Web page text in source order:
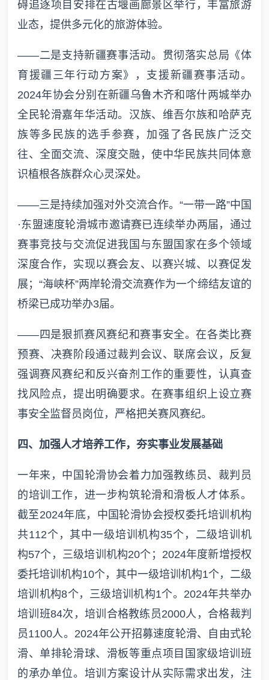
碍追逐项目安排在古堰画廊景区举行，丰富旅游
业态，提供多元化的旅游体验。
——二是支持新疆赛事活动。贯彻落实总局《体
育援疆三年行动方案》，支援新疆赛事活动。
2024年协会分别在新疆乌鲁木齐和喀什两城举办
全民轮滑嘉年华活动。汉族、维吾尔族和哈萨克
族等多民族的选手参赛，加强了各民族广泛交
往、全面交流、深度交融，使中华民族共同体意
识植根各族群众心灵深处。
——三是持续加强对外交流合作。“一带一路”中国
·东盟速度轮滑城市邀请赛已连续举办两届，通过
赛事竞技与交流促进我国与东盟国家在多个领域
深度合作，实现以赛会友、以赛兴城、以赛促发
展；“海峡杯”两岸轮滑交流赛作为一个缔结友谊的
桥梁已成功举办3届。
——四是狠抓赛风赛纪和赛事安全。在各类比赛
预赛、决赛阶段通过裁判会议、联席会议，反复
强调赛风赛纪和反兴奋剂工作的重要性，认真查
找风险点，提出明确要求。在赛事组织上设立赛
事安全监督员岗位，严格把关赛风赛纪。
四、加强人才培养工作，夯实事业发展基础
一年来，中国轮滑协会着力加强教练员、裁判员
的培训工作，进一步构筑轮滑和滑板人才体系。
截至2024年底，中国轮滑协会授权委托培训机构
共112个，其中一级培训机构35个，二级培训机
构57个，三级培训机构20个；2024年度新增授权
委托培训机构10个，其中一级培训机构1个，二级
培训机构8个，三级培训机构1个。2024年共举办
培训班84次，培训合格教练员2000人，合格裁判
员1100人。2024年公开招募速度轮滑、自由式轮
滑、单排轮滑球、滑板等重点项目国家级培训班
的承办单位。培训方案设计从实际需求出发，注